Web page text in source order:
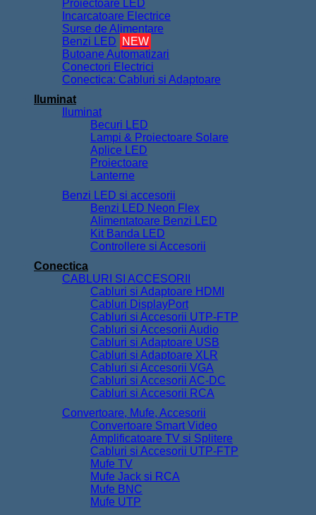
Proiectoare LED
Incarcatoare Electrice
Surse de Alimentare
Benzi LED
NEW
Butoane Automatizari
Conectori Electrici
Conectica: Cabluri si Adaptoare
Iluminat
Iluminat
Becuri LED
Lampi & Proiectoare Solare
Aplice LED
Proiectoare
Lanterne
Benzi LED si accesorii
Benzi LED Neon Flex
Alimentatoare Benzi LED
Kit Banda LED
Controllere si Accesorii
Conectica
CABLURI SI ACCESORII
Cabluri si Adaptoare HDMI
Cabluri DisplayPort
Cabluri si Accesorii UTP-FTP
Cabluri si Accesorii Audio
Cabluri si Adaptoare USB
Cabluri si Adaptoare XLR
Cabluri si Accesorii VGA
Cabluri si Accesorii AC-DC
Cabluri si Accesorii RCA
Convertoare, Mufe, Accesorii
Convertoare Smart Video
Amplificatoare TV si Splitere
Cabluri si Accesorii UTP-FTP
Mufe TV
Mufe Jack si RCA
Mufe BNC
Mufe UTP